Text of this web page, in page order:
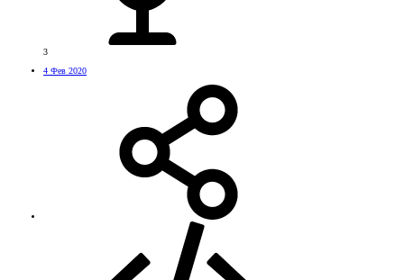
3
4 Фев 2020